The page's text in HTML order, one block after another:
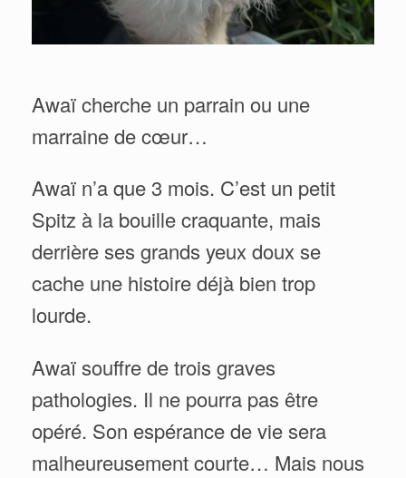
Awaï cherche un parrain ou une
marraine de cœur…
Awaï n’a que 3 mois. C’est un petit
Spitz à la bouille craquante, mais
derrière ses grands yeux doux se
cache une histoire déjà bien trop
lourde.
Awaï souffre de trois graves
pathologies. Il ne pourra pas être
opéré. Son espérance de vie sera
malheureusement courte… Mais nous